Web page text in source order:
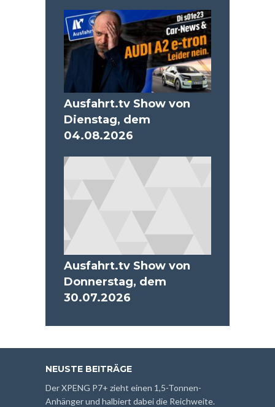
Ausfahrt.tv Show von
Dienstag, dem
04.08.2026
Ausfahrt.tv Show von
Donnerstag, dem
30.07.2026
NEUSTE BEITRÄGE
Der XPENG P7+ zieht einen 1,5-Tonnen-
Anhänger und halbiert dabei die Reichweite.